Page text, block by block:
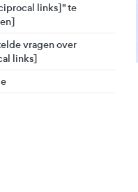
links]" te
vragen over
links]